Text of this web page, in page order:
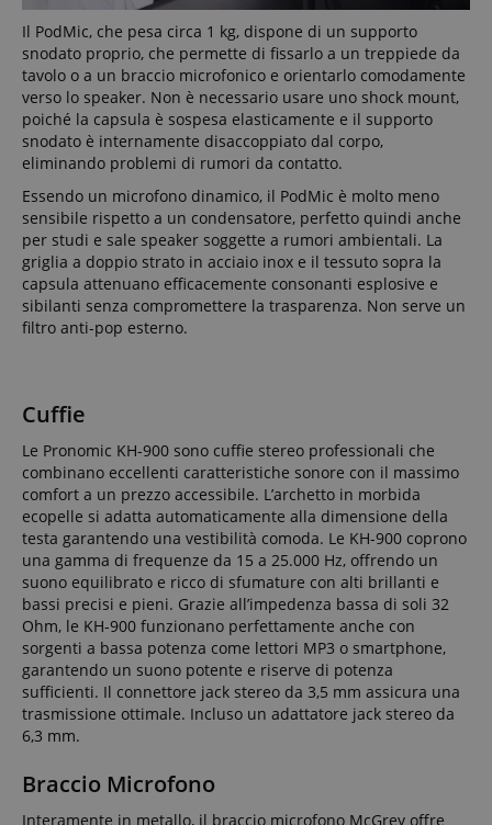
Il PodMic, che pesa circa 1 kg, dispone di un supporto
snodato proprio, che permette di fissarlo a un treppiede da
tavolo o a un braccio microfonico e orientarlo comodamente
verso lo speaker. Non è necessario usare uno shock mount,
poiché la capsula è sospesa elasticamente e il supporto
snodato è internamente disaccoppiato dal corpo,
eliminando problemi di rumori da contatto.
Essendo un microfono dinamico, il PodMic è molto meno
sensibile rispetto a un condensatore, perfetto quindi anche
per studi e sale speaker soggette a rumori ambientali. La
griglia a doppio strato in acciaio inox e il tessuto sopra la
capsula attenuano efficacemente consonanti esplosive e
sibilanti senza compromettere la trasparenza. Non serve un
filtro anti-pop esterno.
Cuffie
Le Pronomic KH-900 sono cuffie stereo professionali che
combinano eccellenti caratteristiche sonore con il massimo
comfort a un prezzo accessibile. L’archetto in morbida
ecopelle si adatta automaticamente alla dimensione della
testa garantendo una vestibilità comoda. Le KH-900 coprono
una gamma di frequenze da 15 a 25.000 Hz, offrendo un
suono equilibrato e ricco di sfumature con alti brillanti e
bassi precisi e pieni. Grazie all’impedenza bassa di soli 32
Ohm, le KH-900 funzionano perfettamente anche con
sorgenti a bassa potenza come lettori MP3 o smartphone,
garantendo un suono potente e riserve di potenza
sufficienti. Il connettore jack stereo da 3,5 mm assicura una
trasmissione ottimale. Incluso un adattatore jack stereo da
6,3 mm.
Braccio Microfono
Interamente in metallo, il braccio microfono McGrey offre